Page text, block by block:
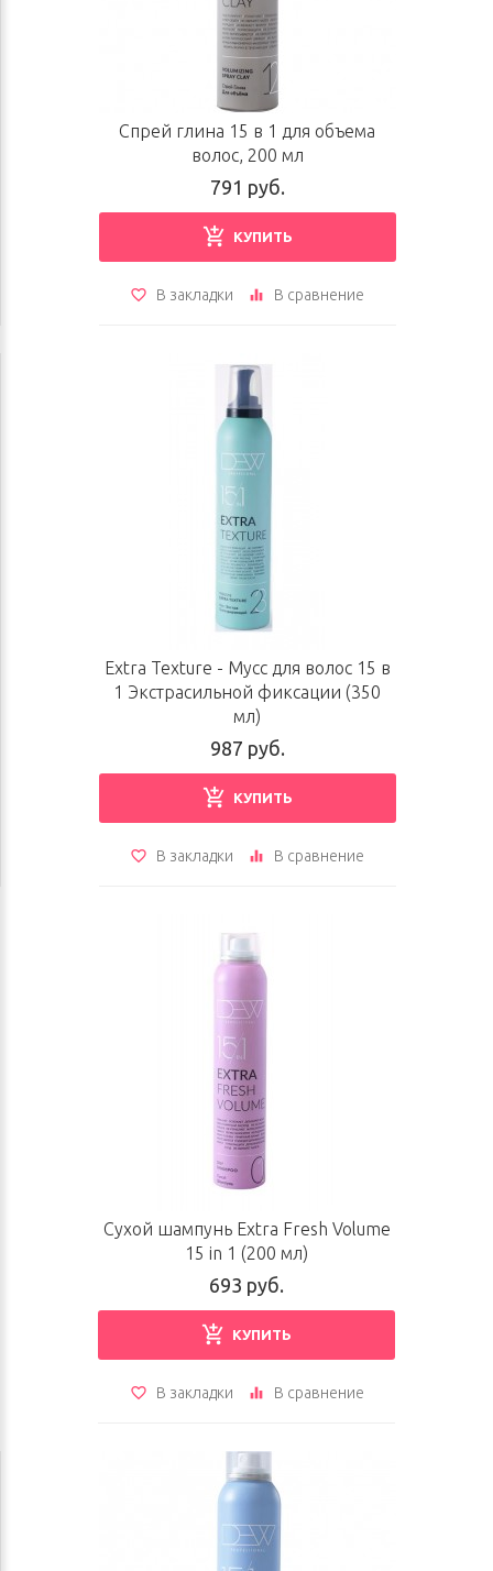
Спрей глина 15 в 1 для объема
волос, 200 мл
791 руб.
КУПИТЬ
В закладки В сравнение
Extra Texture - Мусс для волос 15 в
1 Экстрасильной фиксации (350
мл)
987 руб.
КУПИТЬ
В закладки В сравнение
Сухой шампунь Extra Fresh Volume
15 in 1 (200 мл)
693 руб.
КУПИТЬ
В закладки В сравнение